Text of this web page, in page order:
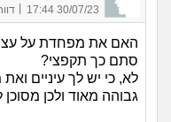
30/07/23 17:44
|
האם את מפחדת על
סתם כך תקפצי?
גבוהה מאוד ולכן מסוכן